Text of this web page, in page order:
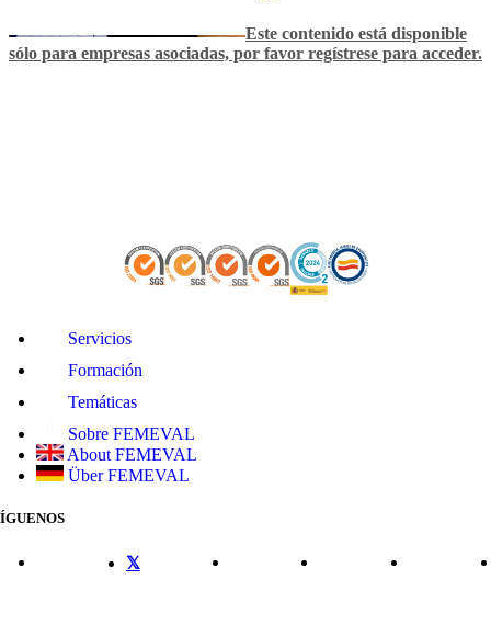
Este contenido está disponible
sólo para empresas asociadas, por favor regístrese para acceder.
Servicios
Formación
Temáticas
Sobre FEMEVAL
About FEMEVAL
Über FEMEVAL